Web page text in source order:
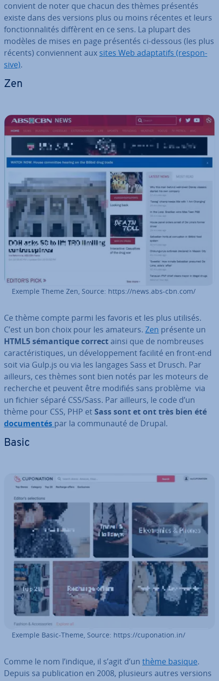
convient de noter que chacun des thèmes présentés
existe dans des versions plus ou moins récentes et leurs
fonc­tion­na­li­tés diffèrent en ce sens. La plupart des
modèles de mises en page présentés ci-dessous (les plus
récents) con­vien­nent aux sites Web adap­ta­tifs (res­pon­
sive).
Zen
Exemple Theme Zen, Source: https://news.abs-cbn.com/
Ce thème compte parmi les favoris et les plus utilisés.
C’est un bon choix pour les amateurs. Zen présente un
HTML5 sé­man­tique correctainsi que de nom­breuses
ca­rac­té­ris­tiques, un dé­ve­lop­pe­ment facilité en front-end
soit via Gulp.js ou via les langages Sass et Drusch. Par
ailleurs, ces thèmes sont bien notés par les moteurs de
recherche et peuvent être modifiés sans problème via
un fichier séparé CSS/Sass. Par ailleurs, le code d’un
thème pour CSS, PHP etSass sont et ont très bien été
do­cu­men­tés par la com­mu­nauté de Drupal.
Basic
Exemple Basic-Theme, Source: https://cu­po­na­tion.in/
Comme le nom l’indique, il s’agit d’un thème basique.
Depuis sa pu­bli­ca­tion en 2008, plusieurs autres versions